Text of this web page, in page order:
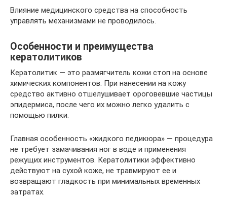
Влияние медицинского средства на способность
управлять механизмами не проводилось.
Особенности и преимущества
кератолитиков
Кератолитик — это размягчитель кожи стоп на основе
химических компонентов. При нанесении на кожу
средство активно отшелушивает ороговевшие частицы
эпидермиса, после чего их можно легко удалить с
помощью пилки.
Главная особенность «жидкого педикюра» — процедура
не требует замачивания ног в воде и применения
режущих инструментов. Кератолитики эффективно
действуют на сухой коже, не травмируют ее и
возвращают гладкость при минимальных временных
затратах.